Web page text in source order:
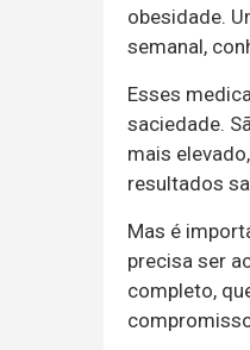
obesidade.
semanal,
Esses
saciedade.
mais
resultados
Mas é
precisa ser
completo,